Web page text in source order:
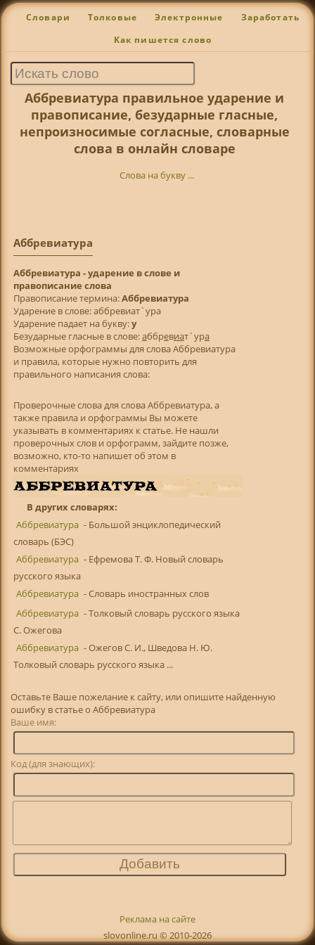
Словари Толковые Электронные Заработать
Как пишется слово
Аббревиатура правильное ударение и
правописание, безударные гласные,
непроизносимые согласные, словарные
слова в онлайн словаре
Слова на букву ...
Аббревиатура
Аббревиатура - ударение в слове и
правописание слова
Правописание термина:Аббревиатура
Ударение в слове: аббревиат`ура
Ударение падает на букву:у
Безударные гласные в слове:аббревиат`ура
Возможные орфограммы для слова Аббревиатура
и правила, которые нужно повторить для
правильного написания слова:
Проверочные слова для слова Аббревиатура, а
также правила и орфограммы Вы можете
указывать в комментариях к статье. Не нашли
проверочных слов и орфограмм, зайдите позже,
возможно, кто-то напишет об этом в
комментариях
В других словарях:
Аббревиатура - Большой энциклопедический
словарь (БЭС)
Аббревиатура - Ефремова Т. Ф. Новый словарь
русского языка
Аббревиатура - Словарь иностранных слов
Аббревиатура - Толковый словарь русского языка
С. Ожегова
Аббревиатура - Ожегов С. И., Шведова Н. Ю.
Толковый словарь русского языка ...
Оставьте Ваше пожелание к сайту, или опишите найденную
ошибку в статье о Аббревиатура
Ваше имя:
Код (для знающих):
Реклама на сайте
slovonline.ru © 2010-2026